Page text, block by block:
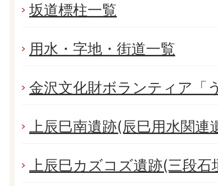
坂道標柱一覧
用水・字地・街道一覧
金沢文化財ボランティア「
上辰巳南遺跡(辰巳用水関連
上辰巳カズコズ遺跡(三段石